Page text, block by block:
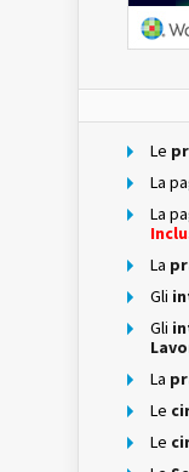
Le
La
La
La
Gli
Gli
La
Le
Le